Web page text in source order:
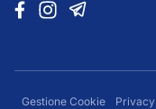
Gestione Cookie Privacy